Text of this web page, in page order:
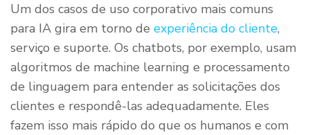
Um dos casos de uso corporativo mais comuns
para IA gira em torno de experiência do cliente,
serviço e suporte. Os chatbots, por exemplo, usam
algoritmos de machine learning e processamento
de linguagem para entender as solicitações dos
clientes e respondê-las adequadamente. Eles
fazem isso mais rápido do que os humanos e com